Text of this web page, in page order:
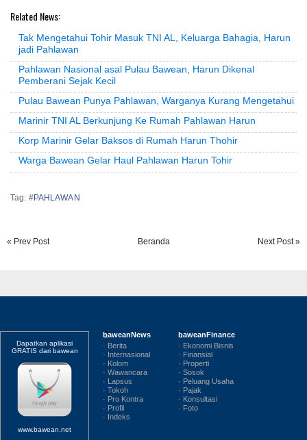
Related News:
Tak Mengetahui Tohir Masuk TNI AL, Keluarga Bahagia, Harun
jadi Pahlawan
Pahlawan Nasional asal Pulau Bawean, Harun Dikenal
Pemberani Sejak Kecil
Pulau Bawean Punya Pahlawan, Warganya Kurang Mengetahui
Marinir TNI AL Berkunjung Ke Rumah Pahlawan Harun
Korp Marinir Gelar Baksos di Rumah Harun Thohir
Warga Bawean Gelar Haul Pahlawan Harun Tohir
Tag: #PAHLAWAN
« Prev Post Next Post »
Beranda
Dapatkan aplikasi
GRATIS dari bawean
www.bawean.net
baweanNews
· Berita
· Internasional
· Kolom
· Wawancara
· Lapsus
· Tokoh
· Pro Kontra
· Profil
· Indeks
baweanFinance
· Ekonomi Bisnis
· Finansial
· Properti
· Sosok
· Peluang Usaha
· Pajak
· Konsultasi
· Foto